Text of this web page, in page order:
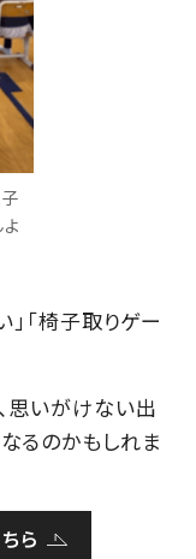
」「椅子取りゲー
思いがけない出
るのかもしれま
ら